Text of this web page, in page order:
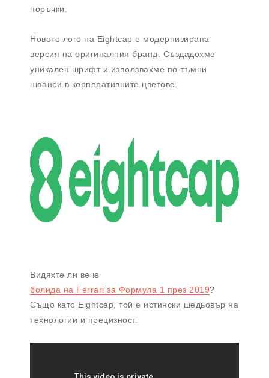
поръчки.
Новото лого на Eightcap е модернизирана
версия на оригиналния бранд. Създадохме
уникален шрифт и използвахме по-тъмни
нюанси в корпоративните цветове.
Видяхте ли вече
болида на Ferrari за Формула 1 през 2019?
Също като Eightcap, той е истински шедьовър на
технологии и прецизност.